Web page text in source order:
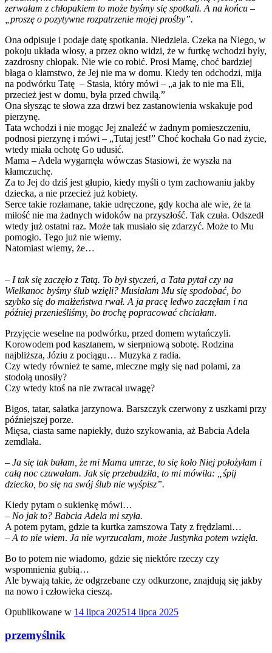
zerwałam z chłopakiem to może byśmy się spotkali. A na końcu –
„proszę o pozytywne rozpatrzenie mojej prośby”.
Ona odpisuje i podaje datę spotkania. Niedziela. Czeka na Niego, w
pokoju układa włosy, a przez okno widzi, że w furtkę wchodzi były,
zazdrosny chłopak. Nie wie co robić. Prosi Mamę, choć bardziej
błaga o kłamstwo, że Jej nie ma w domu. Kiedy ten odchodzi, mija
na podwórku Tatę – Stasia, który mówi – „a jak to nie ma Eli,
przecież jest w domu, była przed chwilą.”
Ona słysząc te słowa zza drzwi bez zastanowienia wskakuje pod
pierzynę.
Tata wchodzi i nie mogąc Jej znaleźć w żadnym pomieszczeniu,
podnosi pierzynę i mówi – „Tutaj jest!” Choć kochała Go nad życie,
wtedy miała ochotę Go udusić.
Mama – Adela wygarnęła wówczas Stasiowi, że wyszła na
kłamczuchę.
Za to Jej do dziś jest głupio, kiedy myśli o tym zachowaniu jakby
dziecka, a nie przecież już kobiety.
Serce takie rozłamane, takie udręczone, gdy kocha ale wie, że ta
miłość nie ma żadnych widoków na przyszłość. Tak czuła. Odszedł
wtedy już ostatni raz. Może tak musiało się zdarzyć. Może to Mu
pomogło. Tego już nie wiemy.
Natomiast wiemy, że…
– I tak się zaczęło z Tatą. To był styczeń, a Tata pytał czy na
Wielkanoc byśmy ślub wzięli? Musiałam Mu się spodobać, bo
szybko się do małżeństwa rwał. A ja pracę ledwo zaczęłam i na
później przenieśliśmy, bo trochę popracować chciałam.
Przyjęcie weselne na podwórku, przed domem wytańczyli.
Korowodem pod kasztanem, w sierpniową sobotę. Rodzina
najbliższa, Józiu z pociągu… Muzyka z radia.
Czy wtedy również te same, mleczne mgły się nad polami, za
stodołą unosiły?
Czy wtedy ktoś na nie zwracał uwagę?
Bigos, tatar, sałatka jarzynowa. Barszczyk czerwony z uszkami przy
późniejszej porze.
Mięsa, ciasta same napiekły, dużo szykowania, aż Babcia Adela
zemdlała.
– Ja się tak bałam, że mi Mama umrze, to się koło Niej położyłam i
całą noc czuwałam. Jak się przebudziła, to mi mówiła: „śpij
dziecko, bo się na swój ślub nie wyśpisz”.
Kiedy pytam o sukienkę mówi…
– No jak to? Babcia Adela mi szyła.
A potem pytam, gdzie ta kurtka zamszowa Taty z frędzlami…
– A to nie wiem. Ja nie wyrzucałam, może Justynka potem wzięła.
Bo to potem nie wiadomo, gdzie się niektóre rzeczy czy
wspomnienia gubią…
Ale bywają takie, że odgrzebane czy odkurzone, znajdują się jakby
na nowo i człowieka cieszą.
Opublikowane w 14 lipca 202514 lipca 2025
przemyślnik